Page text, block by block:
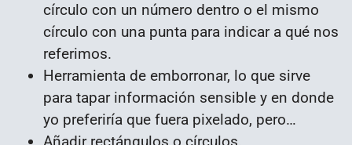
círculo con un número dentro o el mismo
círculo con una punta para indicar a qué nos
referimos.
Herramienta de emborronar, lo que sirve
para tapar información sensible y en donde
yo preferiría que fuera pixelado, pero…